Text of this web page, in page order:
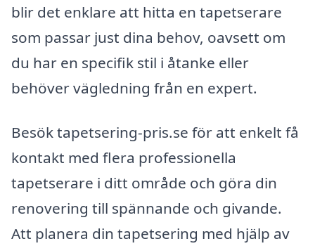
blir det enklare att hitta en tapetserare
som passar just dina behov, oavsett om
du har en specifik stil i åtanke eller
behöver vägledning från en expert.
Besök tapetsering-pris.se för att enkelt få
kontakt med flera professionella
tapetserare i ditt område och göra din
renovering till spännande och givande.
Att planera din tapetsering med hjälp av